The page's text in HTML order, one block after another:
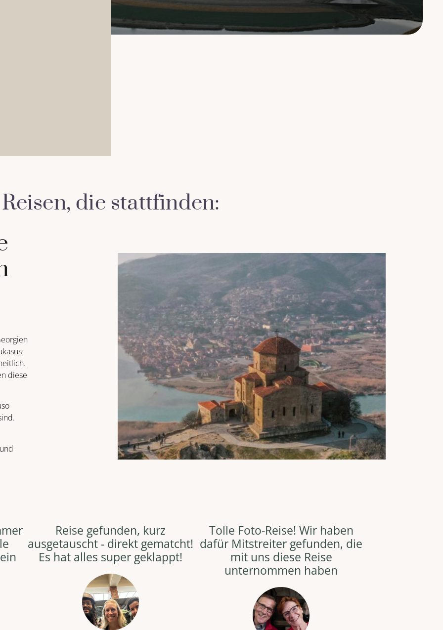
Aktuelle Reisen zum
Georgien: 02.04.2027 - 16.04.2027
Reisen, die stattfinden:
diese
Reise gefunden, kurz
ausgetauscht - direkt gematcht!
Es hat alles super geklappt!
Tolle Foto-Reise! Wir haben
dafür Mitstreiter gefunden, die
mit uns diese Reise
unternommen haben